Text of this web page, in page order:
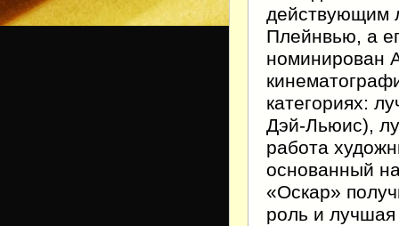
действующим
Плейнвью, а
номинирован
категориях:
Дэй-Льюис),
работа
основанный
«Оскар»
роль и лучшая